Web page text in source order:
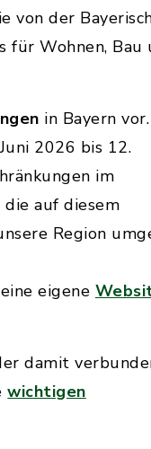
von der
für Wohnen, Bau
in Bayern
2026 bis 12.
im
auf diesem
Region
eigene
damit
wichtigen